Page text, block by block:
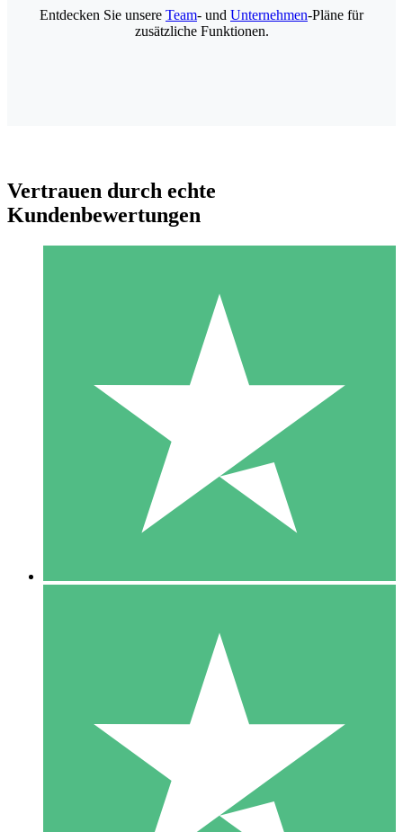
Individuelle Credit-Pakete
Zahlen Sie nach Bedarf mit Download-Credits. Keine
monatliche Verpflichtung erforderlich.
10 00
10 Downloads
20 00
Entdecken Sie unsere Team- und Unternehmen-Pläne für
zusätzliche Funktionen.
Vertrauen durch echte
Kundenbewertungen